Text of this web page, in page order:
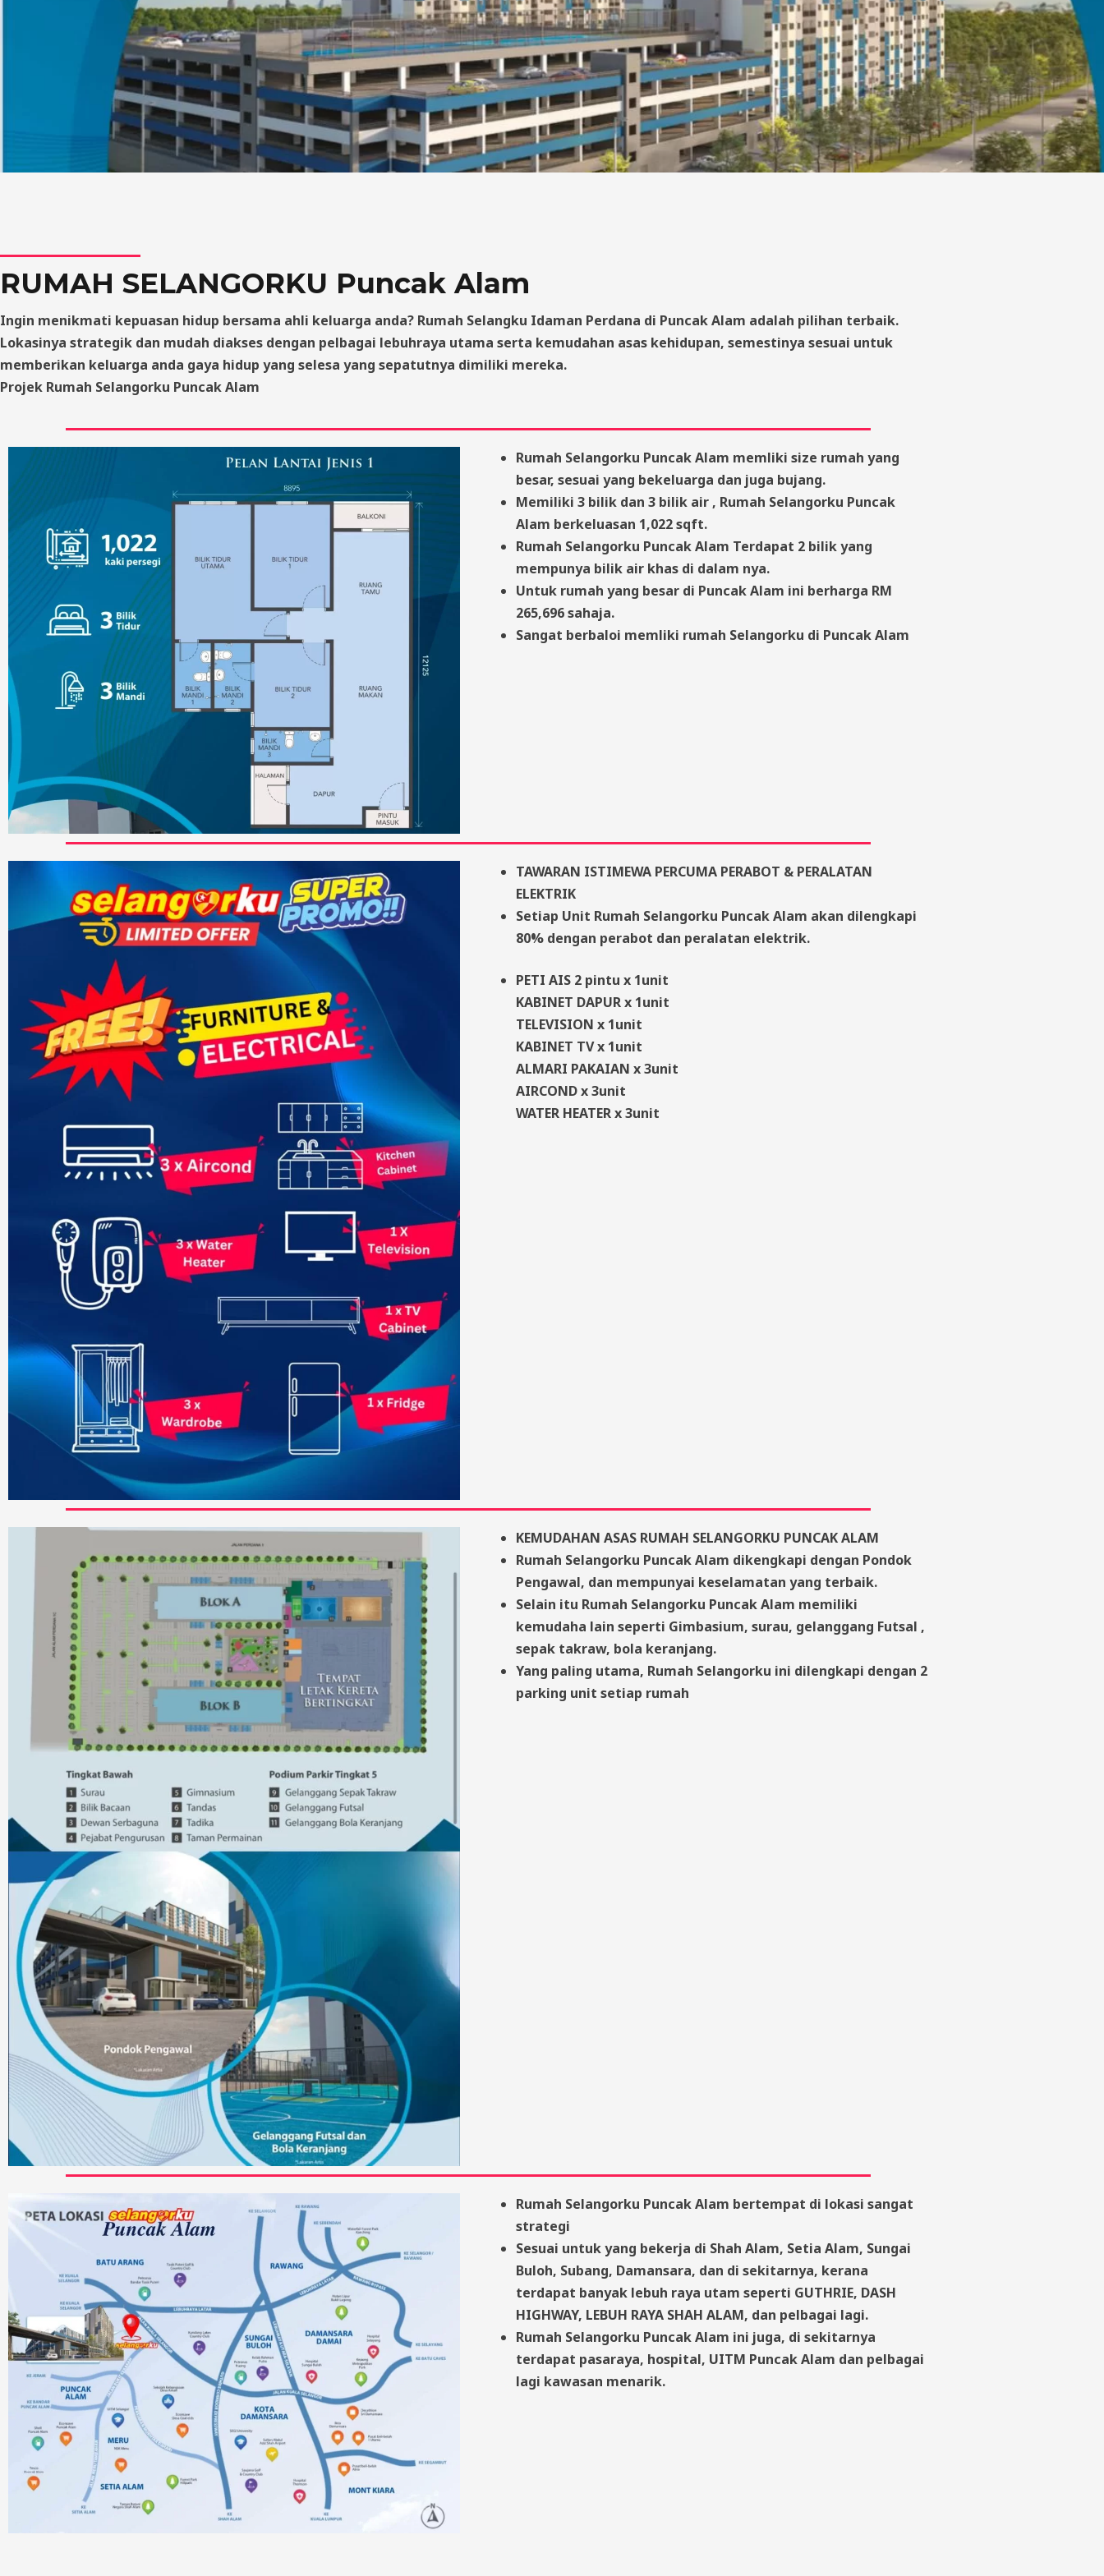
RUMAH SELANGORKU Puncak Alam
Ingin menikmati kepuasan hidup bersama ahli keluarga anda? Rumah Selangku Idaman Perdana di Puncak Alam adalah pilihan terbaik.
Lokasinya strategik dan mudah diakses dengan pelbagai lebuhraya utama serta kemudahan asas kehidupan, semestinya sesuai untuk
memberikan keluarga anda gaya hidup yang selesa yang sepatutnya dimiliki mereka.
Projek Rumah Selangorku Puncak Alam
Rumah Selangorku Puncak Alam memliki size rumah yang
besar, sesuai yang bekeluarga dan juga bujang.
Memiliki 3 bilik dan 3 bilik air , Rumah Selangorku Puncak
Alam berkeluasan 1,022 sqft.
Rumah Selangorku Puncak Alam Terdapat 2 bilik yang
mempunya bilik air khas di dalam nya.
Untuk rumah yang besar di Puncak Alam ini berharga RM
265,696 sahaja.
Sangat berbaloi memliki rumah Selangorku di Puncak Alam
TAWARAN ISTIMEWA PERCUMA PERABOT & PERALATAN
ELEKTRIK
Setiap Unit Rumah Selangorku Puncak Alam akan dilengkapi
80% dengan perabot dan peralatan elektrik.
PETI AIS 2 pintu x 1unit
KABINET DAPUR x 1unit
TELEVISION x 1unit
KABINET TV x 1unit
ALMARI PAKAIAN x 3unit
AIRCOND x 3unit
WATER HEATER x 3unit
KEMUDAHAN ASAS RUMAH SELANGORKU PUNCAK ALAM
Rumah Selangorku Puncak Alam dikengkapi dengan Pondok
Pengawal, dan mempunyai keselamatan yang terbaik.
Selain itu Rumah Selangorku Puncak Alam memiliki
kemudaha lain seperti Gimbasium, surau, gelanggang Futsal ,
sepak takraw, bola keranjang.
Yang paling utama, Rumah Selangorku ini dilengkapi dengan 2
parking unit setiap rumah
Rumah Selangorku Puncak Alam bertempat di lokasi sangat
strategi
Sesuai untuk yang bekerja di Shah Alam, Setia Alam, Sungai
Buloh, Subang, Damansara, dan di sekitarnya, kerana
terdapat banyak lebuh raya utam seperti GUTHRIE, DASH
HIGHWAY, LEBUH RAYA SHAH ALAM, dan pelbagai lagi.
Rumah Selangorku Puncak Alam ini juga, di sekitarnya
terdapat pasaraya, hospital, UITM Puncak Alam dan pelbagai
lagi kawasan menarik.